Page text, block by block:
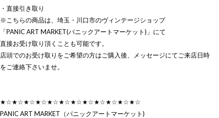
・直接引き取り
※こちらの商品は、埼玉・川口市のヴィンテージショップ
「PANIC ART MARKET(パニックアートマーケット)」にて
直接お受け取り頂くことも可能です。
店頭でのお受け取りをご希望の方はご購入後、メッセージにてご来店日時
をご連絡下さいませ。
★☆★☆★☆★☆★☆★☆★☆★☆★☆★☆★☆★☆
PANIC ART MARKET（パニックアートマーケット)